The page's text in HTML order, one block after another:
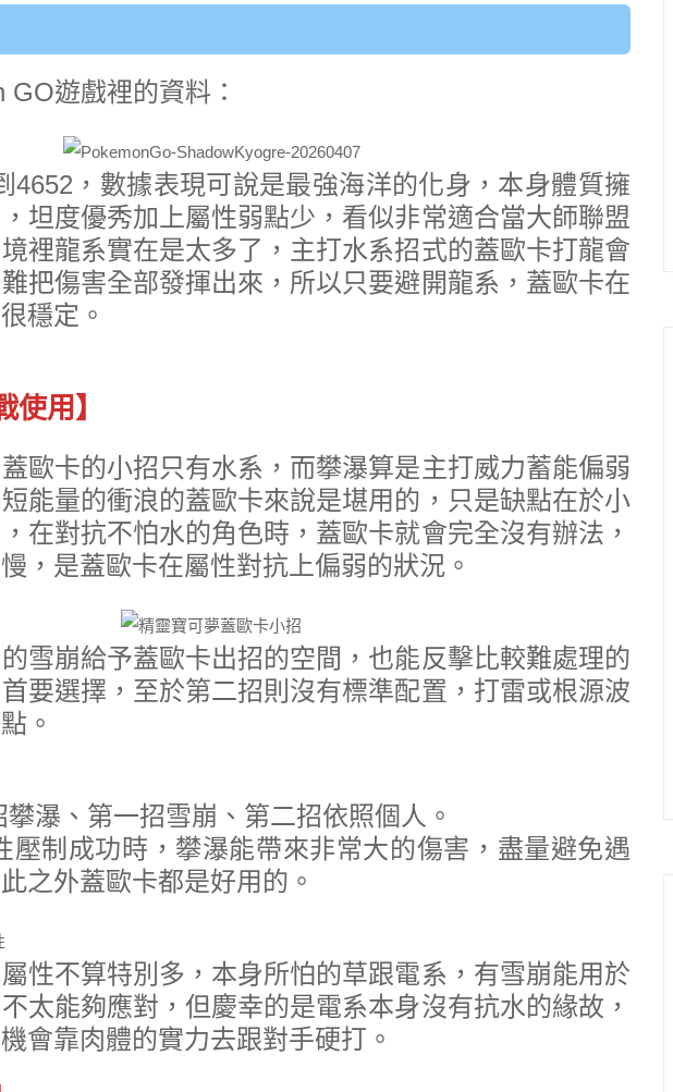
遊戲裡的資料：
4652，數據表現可說是最強海洋的化身，本身體質擁
坦度優秀加上屬性弱點少，看似非常適合當大師聯盟
裡龍系實在是太多了，主打水系招式的蓋歐卡打龍會
把傷害全部發揮出來，所以只要避開龍系，蓋歐卡在
穩定。
使用】
歐卡的小招只有水系，而攀瀑算是主打威力蓄能偏弱
能量的衝浪的蓋歐卡來說是堪用的，只是缺點在於小
在對抗不怕水的角色時，蓋歐卡就會完全沒有辦法，
，是蓋歐卡在屬性對抗上偏弱的狀況。
雪崩給予蓋歐卡出招的空間，也能反擊比較難處理的
要選擇，至於第二招則沒有標準配置，打雷或根源波
。
瀑、第一招雪崩、第二招依照個人。
壓制成功時，攀瀑能帶來非常大的傷害，盡量避免遇
之外蓋歐卡都是好用的。
性不算特別多，本身所怕的草跟電系，有雪崩能用於
太能夠應對，但慶幸的是電系本身沒有抗水的緣故，
會靠肉體的實力去跟對手硬打。